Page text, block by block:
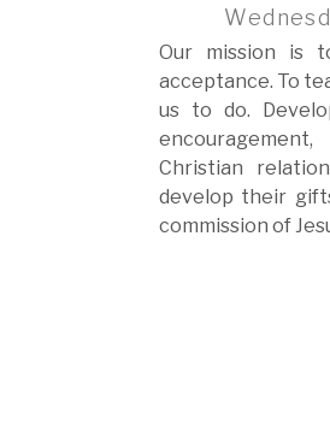
Our mission is
acceptance. To
us to do.
Christian
develop their
commission of